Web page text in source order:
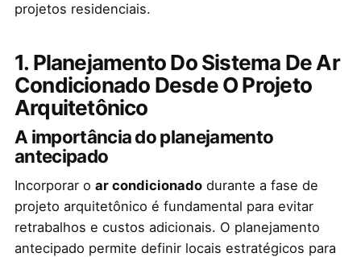
projetos residenciais.
1. Planejamento Do Sistema De Ar
Condicionado Desde O Projeto
Arquitetônico
A importância do planejamento
antecipado
Incorporar o ar condicionadodurante a fase de
projeto arquitetônico é fundamental para evitar
retrabalhos e custos adicionais. O planejamento
antecipado permite definir locais estratégicos para